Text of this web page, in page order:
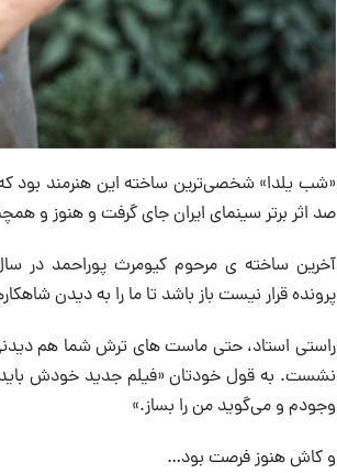
«شب یلدا» شخصی‌ترین ساخته این هنرمند بود
صد اثر برتر سینمای ایران جای گرفت و هنوز و
پرونده قرار نیست باز باشد تا ما را به دیدن
راستی استاد، حتی ماست های ترش شما هم
نشست. به قول خودتان «فیلم جدید خودش باید
وجودم و می‌گوید من را بساز.»
و کاش هنوز فرصت بود…